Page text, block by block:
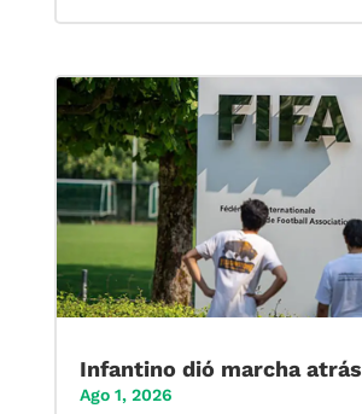
Infantino dió marcha atrás
Ago 1, 2026